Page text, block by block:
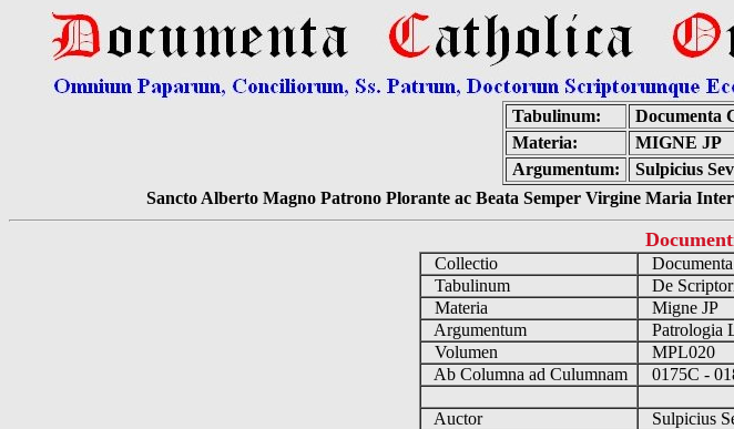
Tabulinum:
Documenta
Materia:
MIGNE JP
Argumentum:
Sulpicius
Sancto Alberto Magno Patrono Plorante ac Beata Semper Virgine Maria
Collectio
Tabulinum
De
Materia
Migne JP
Argumentum
Patrologia
Volumen
MPL020
Ab Columna ad Culumnam
0175C -
Auctor
Sulpicius